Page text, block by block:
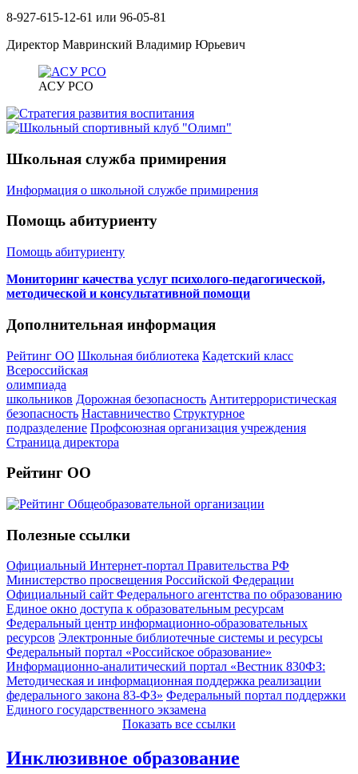
8-927-615-12-61 или 96-05-81
Директор Мавринский Владимир Юрьевич
АСУ РСО
Школьная служба примирения
Информация о школьной службе примирения
Помощь абитуриенту
Помощь абитуриенту
Мониторинг качества услуг психолого-педагогической,
методической и консультативной помощи
Дополнительная информация
Рейтинг ОО Школьная библиотека Кадетский класс
Всероссийская
олимпиада
школьников Дорожная безопасность Антитеррористическая
безопасность Наставничество Структурное
подразделение Профсоюзная организация учреждения
Страница директора
Рейтинг ОО
Полезные ссылки
Официальный Интернет-портал Правительства РФ
Министерство просвещения Российской Федерации
Официальный сайт Федерального агентства по образованию
Единое окно доступа к образовательным ресурсам
Федеральный центр информационно-образовательных
ресурсов Электронные библиотечные системы и ресурсы
Федеральный портал «Российское образование»
Информационно-аналитический портал «Вестник 830ФЗ:
Методическая и информационная поддержка реализации
федерального закона 83-ФЗ» Федеральный портал поддержки
Единого государственного экзамена
Показать все ссылки
Инклюзивное образование